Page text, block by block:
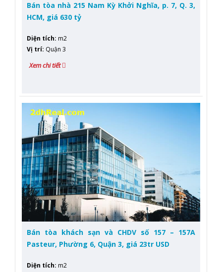
Bán tòa nhà 215 Nam Kỳ Khởi Nghĩa, p. 7, Q. 3,
HCM, giá 630 tỷ
Diện tích: m2
Vị trí: Quận 3
Xem chi tiết
Bán tòa khách sạn và CHDV số 157 – 157A
Pasteur, Phường 6, Quận 3, giá 23tr USD
Diện tích: m2